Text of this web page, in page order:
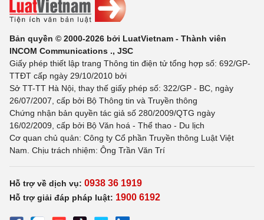
Bản quyền © 2000-2026 bởi LuatVietnam - Thành viên
INCOM Communications ., JSC
Giấy phép thiết lập trang Thông tin điện tử tổng hợp số: 692/GP-
TTĐT cấp ngày 29/10/2010 bởi
Sở TT-TT Hà Nội, thay thế giấy phép số: 322/GP - BC, ngày
26/07/2007, cấp bởi Bộ Thông tin và Truyền thông
Chứng nhận bản quyền tác giả số 280/2009/QTG ngày
16/02/2009, cấp bởi Bộ Văn hoá - Thể thao - Du lịch
Cơ quan chủ quản: Công ty Cổ phần Truyền thông Luật Việt
Nam. Chịu trách nhiệm: Ông Trần Văn Trí
Hỗ trợ về dịch vụ: 0938 36 1919
Hỗ trợ giải đáp pháp luật: 1900 6192